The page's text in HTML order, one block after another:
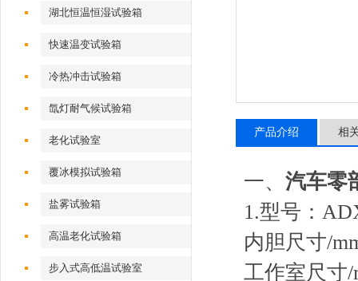
湖北恒温恒湿试验箱
快速温变试验箱
冷热冲击试验箱
氙灯耐气候试验箱
老化试验室
覆冰模拟试验箱
盐雾试验箱
高温老化试验箱
步入式高低温试验室
产品介绍 相
一、 汽车零
1.型号：
内胆尺寸/
工作室尺寸/